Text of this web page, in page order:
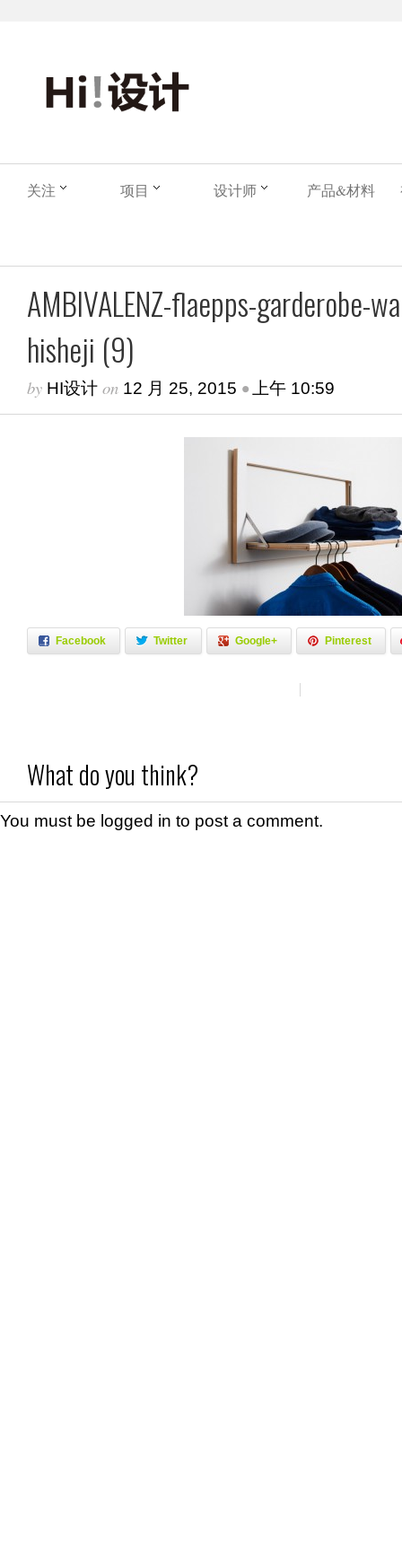
关注 项目 设计师 产品&材料
AMBIVALENZ-flaepps-garderobe-
hisheji (9)
by HI设计 on 12 月 25, 2015 • 上午 10:59
Facebook Twitter Google+ Pinterest
What do you think?
You must be logged in to post a comment.